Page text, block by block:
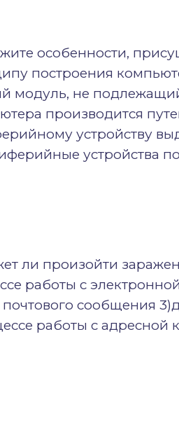
особенности,
построения
модуль, не
производится
устройству
устройства
ли произойти
работы с
почтового сообщения
работы с адресной